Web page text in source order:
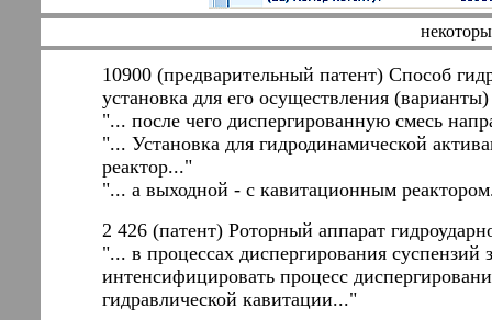
10900 (предварительный патент) Способ
установка для его осуществления (варианты)
"... после чего диспергированную смесь
"... Установка для гидродинамической
реактор..."
"... а выходной - с кавитационным
2 426 (патент) Роторный аппарат
"... в процессах диспергирования суспензий
интенсифицировать процесс
гидравлической кавитации..."